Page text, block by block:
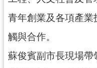
關
連
青年創業及各項產
觸與合作。
蘇俊賓副市長現場